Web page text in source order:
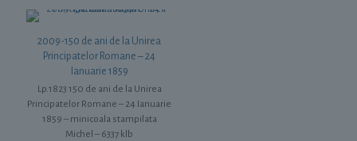
2009-150 de ani de la Unirea
Principatelor Romane – 24
Ianuarie 1859
Lp.1823 150 de ani de la Unirea
Principatelor Romane – 24 Ianuarie
1859 – minicoala stampilata
Michel – 6337 klb